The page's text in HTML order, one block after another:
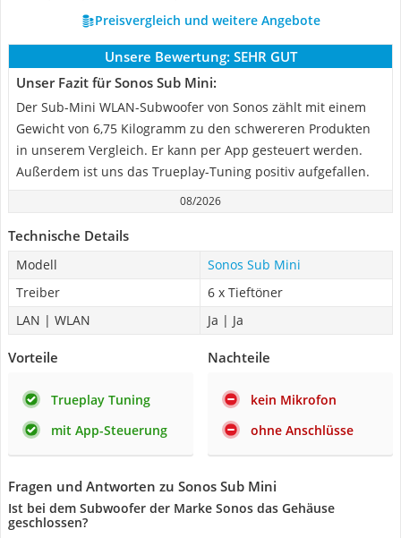
Preisvergleich und weitere Angebote
Unsere Bewertung: SEHR GUT
Unser Fazit für Sonos Sub Mini:
Der Sub-Mini WLAN-Subwoofer von Sonos zählt mit einem
Gewicht von 6,75 Kilogramm zu den schwereren Produkten
in unserem Vergleich. Er kann per App gesteuert werden.
Außerdem ist uns das Trueplay-Tuning positiv aufgefallen.
08/2026
Technische Details
Modell
Sonos Sub Mini
Treiber
6 x Tieftöner
LAN | WLAN
Ja | Ja
Vorteile
Trueplay Tuning
mit App-Steuerung
Nachteile
kein Mikrofon
ohne Anschlüsse
Fragen und Antworten zu Sonos Sub Mini
Ist bei dem Subwoofer der Marke Sonos das Gehäuse
geschlossen?